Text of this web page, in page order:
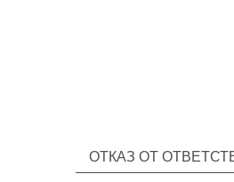
ОТКАЗ ОТ